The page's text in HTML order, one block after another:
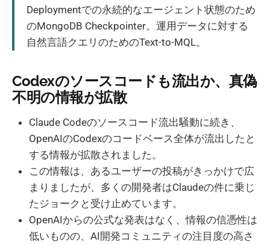
Deploymentでの永続的なエージェント状態のため
のMongoDB Checkpointer。運用データに対する
自然言語クエリのためのText-to-MQL。
Codexのソースコードも流出か、真偽
不明の情報が拡散
Claude Codeのソースコード流出騒動に続き、
OpenAIのCodexのコードベース全体が流出したと
する情報が拡散されました。
この情報は、あるユーザーの投稿がきっかけで広
まりましたが、多くの開発者はClaudeの件に乗じ
たジョークと受け止めています。
OpenAIからの公式な発表はなく、情報の信憑性は
低いものの、AI開発コミュニティの注目度の高さ